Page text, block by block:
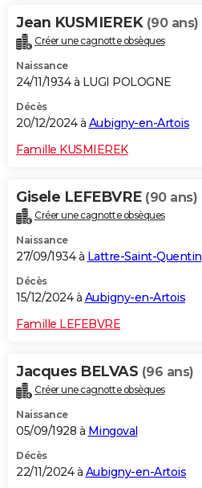
Jean KUSMIEREK (90 ans)
Créer une cagnotte obsèques
Naissance
24/11/1934 à LUGI POLOGNE
Décès
20/12/2024 à Aubigny-en-Artois
Famille KUSMIEREK
Gisele LEFEBVRE (90 ans)
Créer une cagnotte obsèques
Naissance
27/09/1934 à Lattre-Saint-Quentin
Décès
15/12/2024 à Aubigny-en-Artois
Famille LEFEBVRE
Jacques BELVAS (96 ans)
Créer une cagnotte obsèques
Naissance
05/09/1928 à Mingoval
Décès
22/11/2024 à Aubigny-en-Artois